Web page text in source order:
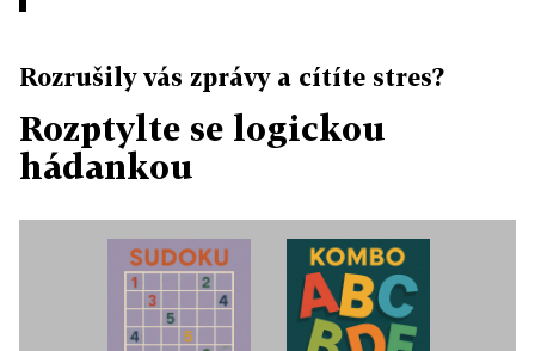
Rozrušily vás zprávy a cítíte stres?
Rozptylte se logickou
hádankou